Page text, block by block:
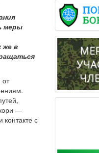
меры
же в
от
—
контакте с